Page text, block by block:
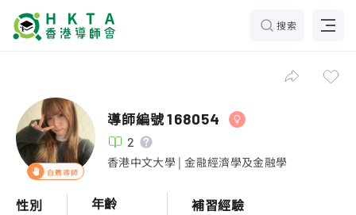
搜索
自薦導師
導師編號168054
2
香港中文大學 | 金融經濟學及金融學
性別 年齡 補習經驗